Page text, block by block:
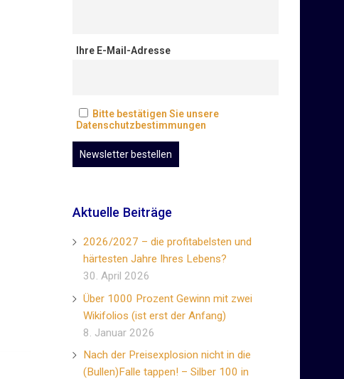
Ihre E-Mail-Adresse
Bitte bestätigen Sie unsere
Datenschutzbestimmungen
Aktuelle Beiträge
2026/2027 – die profitabelsten und
härtesten Jahre Ihres Lebens?
30. April 2026
Über 1000 Prozent Gewinn mit zwei
Wikifolios (ist erst der Anfang)
8. Januar 2026
Nach der Preisexplosion nicht in die
(Bullen)Falle tappen! – Silber 100 in